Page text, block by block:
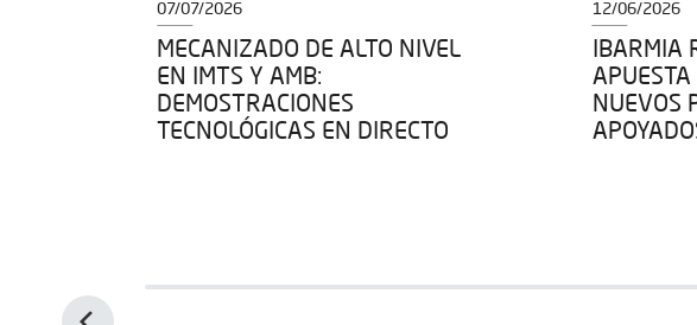
07/07/2026
MECANIZADO DE ALTO NIVEL
EN IMTS Y AMB:
DEMOSTRACIONES
TECNOLÓGICAS EN DIRECTO
12/06/2026
IBARMIA
NUEVOS